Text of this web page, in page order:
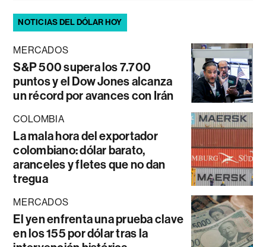
NOTICIAS DEL DÓLAR HOY
MERCADOS
S&P 500 supera los 7.700
puntos y el Dow Jones alcanza
un récord por avances con Irán
COLOMBIA
La mala hora del exportador
colombiano: dólar barato,
aranceles y fletes que no dan
tregua
MERCADOS
El yen enfrenta una prueba clave
en los 155 por dólar tras la